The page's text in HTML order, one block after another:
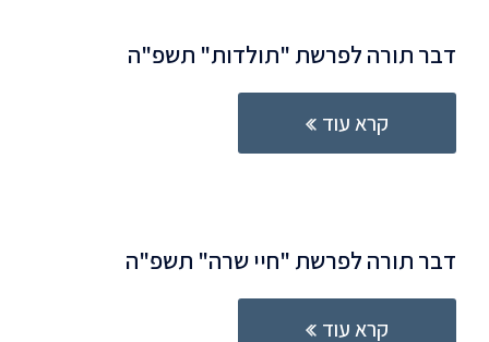
דבר תורה לפרשת "תולדות" תשפ"ה
קרא עוד
דבר תורה לפרשת "חיי שרה" תשפ"ה
קרא עוד